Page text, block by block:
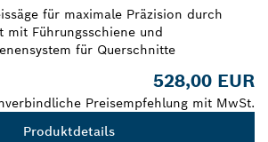
für maximale Präzision durch
mit Führungsschiene und
für Querschnitte
528,00 EUR
Preisempfehlung mit MwSt.
Produktdetails